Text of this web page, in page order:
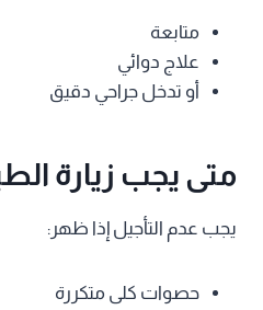
متابعة
علاج دوائي
أو تدخل جراحي دقيق
متى يجب زيارة
يجب عدم التأجيل إذا ظهر:
حصوات كلى متكررة